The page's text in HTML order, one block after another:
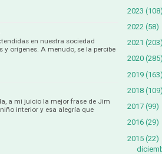
en nuestra sociedad
orígenes. A menudo, se la percibe
a mi juicio la mejor frase de Jim
interior y esa alegría que
2023 (108)
2022 (58)
2021 (203)
2020 (285)
2019 (163)
2018 (109)
2017 (99)
2016 (29)
2015 (22)